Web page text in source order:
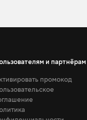
и партнёрам
промокод